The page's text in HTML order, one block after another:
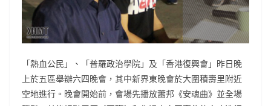
「熱血公民」、「普羅政治學院」及「香港復興會」昨日晚
上於五區舉辦六四晚會，其中新界東晚會於大圍積壽里附近
空地進行。晚會開始前，會場先播放蕭邦《安魂曲》並全場